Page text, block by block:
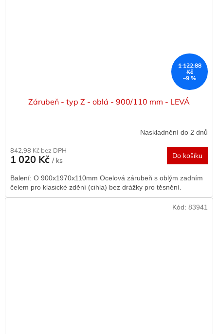
1 122,88
Kč
–9 %
Zárubeň - typ Z - oblá - 900/110 mm - LEVÁ
Naskladnění do 2 dnů
842,98 Kč bez DPH
1 020 Kč / ks
Do košíku
Balení: O 900x1970x110mm Ocelová zárubeň s oblým zadním
čelem pro klasické zdění (cihla) bez drážky pro těsnění.
Kód: 83941